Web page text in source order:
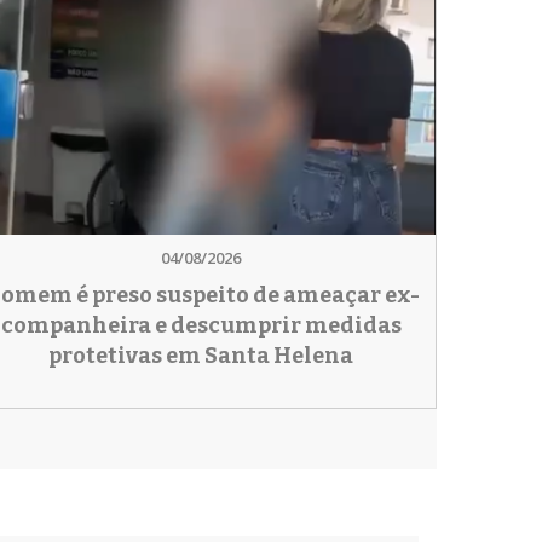
04/08/2026
é preso suspeito de ameaçar ex-
companheira e descumprir medidas
protetivas em Santa Helena